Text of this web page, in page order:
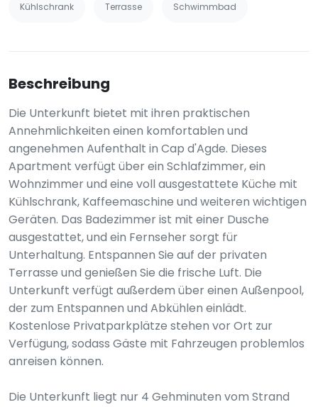
Kühlschrank Terrasse Schwimmbad
Beschreibung
Die Unterkunft bietet mit ihren praktischen
Annehmlichkeiten einen komfortablen und
angenehmen Aufenthalt in Cap d'Agde. Dieses
Apartment verfügt über ein Schlafzimmer, ein
Wohnzimmer und eine voll ausgestattete Küche mit
Kühlschrank, Kaffeemaschine und weiteren wichtigen
Geräten. Das Badezimmer ist mit einer Dusche
ausgestattet, und ein Fernseher sorgt für
Unterhaltung. Entspannen Sie auf der privaten
Terrasse und genießen Sie die frische Luft. Die
Unterkunft verfügt außerdem über einen Außenpool,
der zum Entspannen und Abkühlen einlädt.
Kostenlose Privatparkplätze stehen vor Ort zur
Verfügung, sodass Gäste mit Fahrzeugen problemlos
anreisen können.
Die Unterkunft liegt nur 4 Gehminuten vom Strand